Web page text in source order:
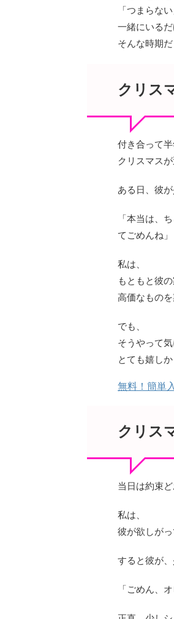
「つまらな
一緒にいるだ
そんな時期
クリス
付き合って半
クリスマス
ある日、彼
「本当は、
てごめんね」
私は、
もともと彼
高価なもの
でも、
そうやって
とても嬉し
無料！簡単
クリス
当日は約束
私は、
彼が欲しが
すると彼が、
「ごめん、